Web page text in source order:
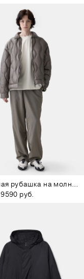
Стёганая рубашка на молнии серо-зелёная
9590 руб.